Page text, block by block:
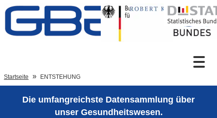
Zum Inhalt
Sprachumschaltung
Startseite ENTSTEHUNG
Die umfangreichste Datensammlung über
unser Gesundheitswesen.